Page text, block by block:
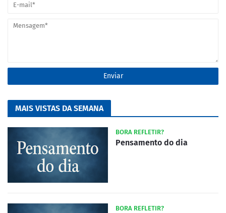
MAIS VISTAS DA SEMANA
BORA REFLETIR?
Pensamento do dia
BORA REFLETIR?